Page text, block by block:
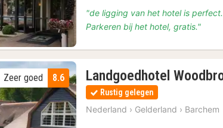
"de ligging van het hotel is
Parkeren bij het hotel, gratis."
8.6
Zeer goed Landgoedhotel
Rustig gelegen
Nederland › Gelderland › Barchem